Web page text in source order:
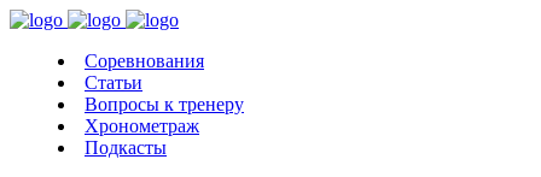
Соревнования
Статьи
Вопросы к тренеру
Хронометраж
Подкасты